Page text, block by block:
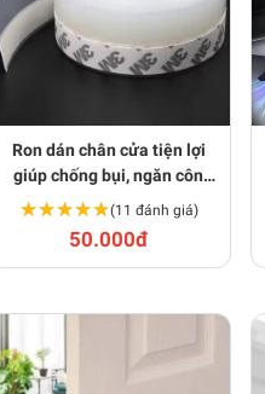
Ron dán chân cửa tiện lợi
giúp chống bụi, ngăn côn
trùng T148
★★★★★
★★★★★(11 đánh giá)
50.000đ